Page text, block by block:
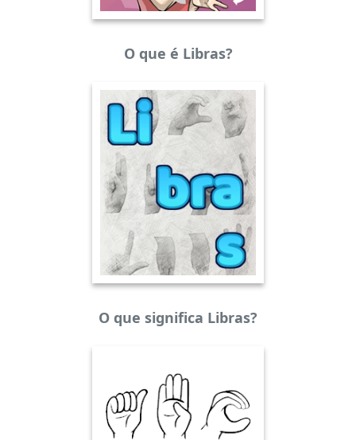
O que é Libras?
O que significa Libras?